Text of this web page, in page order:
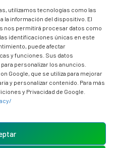
utilizamos tecnologías como las
la información del dispositivo. El
nos permitirá procesar datos como
identificaciones únicas en este
puede afectar
y funciones. Sus datos
personalizar los anuncios.
Google, que se utiliza para mejorar
y personalizar contenido. Para más
y Privacidad de Google.